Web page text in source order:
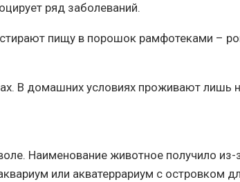
ряд заболеваний.
пищу в порошок рамфотеками –
В домашних условиях проживают лишь
Наименование животное получило
или акватеррариум с островком